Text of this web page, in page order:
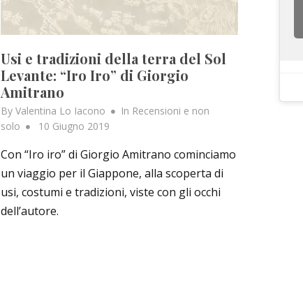
Usi e tradizioni della terra del Sol
Levante: “Iro Iro” di Giorgio
Amitrano
By Valentina Lo Iacono In Recensioni e non
solo
Posted
10 Giugno 2019
Con “Iro iro” di Giorgio Amitrano cominciamo
un viaggio per il Giappone, alla scoperta di
usi, costumi e tradizioni, viste con gli occhi
dell’autore.